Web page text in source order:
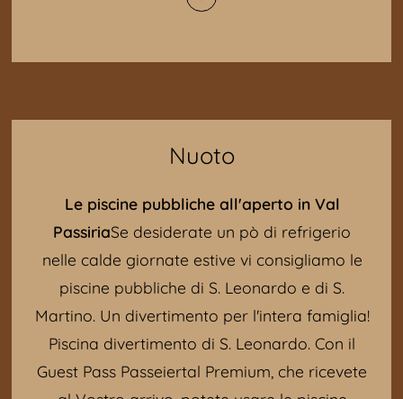
è particolarmente bello.
)
Bergkristall (prima dell'abitato di Plan, di
fronte all'Albergo Bergkristall)
Moso (in direzione Bunker Mooseum)
Zoll (pochi km dopo l'abitato di Gomion
nei pressi di S. Leonardo, a destra casa
singola)
Nuoto
Le piscine pubbliche all'aperto in Val
PassiriaSe desiderate un pò di refrigerio
nelle calde giornate estive vi consigliamo le
piscine pubbliche di S. Leonardo e di S.
Martino. Un divertimento per l'intera famiglia!
Piscina divertimento di S. Leonardo. Con il
Guest Pass Passeiertal Premium, che ricevete